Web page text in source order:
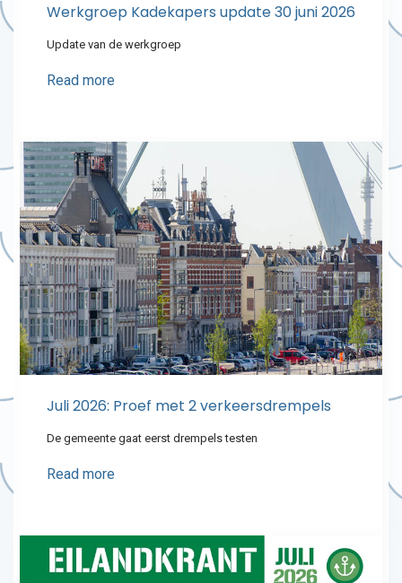
Werkgroep Kadekapers update 30 juni 2026
Update van de werkgroep
Read more
Juli 2026: Proef met 2 verkeersdrempels
De gemeente gaat eerst drempels testen
Read more